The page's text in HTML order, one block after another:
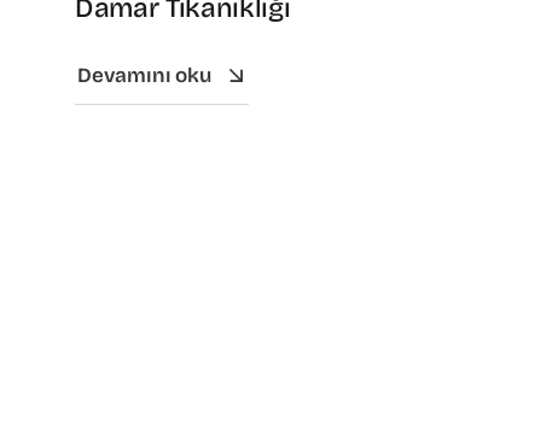
Damar Tıkanıklığı
Devamını oku